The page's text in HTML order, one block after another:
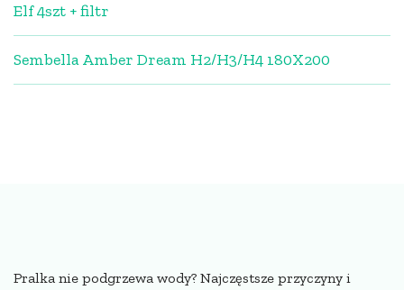
Elf 4szt + filtr
Sembella Amber Dream H2/H3/H4 180X200
Pralka nie podgrzewa wody? Najczęstsze przyczyny i